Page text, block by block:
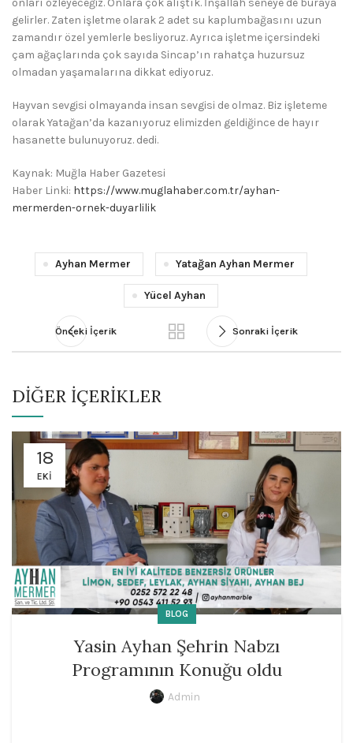
onları özleyeceğiz. Onlara çok alıştık. İnşallah seneye de buraya
gelirler. Zaten işletme olarak 2 adet su kaplumbağasını uzun
zamandır özel yemlerle besliyoruz. Ayrıca işletme içersindeki
çam ağaçlarında çok sayıda Sincap’ın rahatça huzursuz
olmadan yaşamalarına dikkat ediyoruz.
Hayvan sevgisi olmayanda insan sevgisi de olmaz. Biz işleteme
olarak Yatağan’da kazanıyoruz elimizden geldiğince de hayır
hasanette bulunuyoruz. dedi.
Kaynak: Muğla Haber Gazetesi
Haber Linki: https://www.muglahaber.com.tr/ayhan-
mermerden-ornek-duyarlilik
Ayhan Mermer Yatağan Ayhan Mermer
Yücel Ayhan
Önceki İçerik Sonraki İçerik
DIĞER İÇERIKLER
18
EKI
BLOG
Yasin Ayhan Şehrin Nabzı
Programının Konuğu oldu
Admin